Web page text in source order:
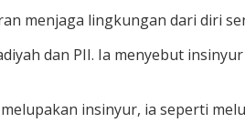
menjaga lingkungan dari diri
dan PII. Ia menyebut
insinyur, ia seperti